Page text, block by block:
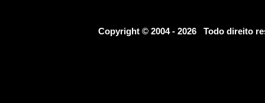
Copyright © 2004 - 2026 Todo direito